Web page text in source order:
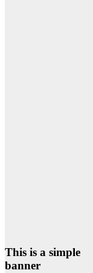
This is a simple
banner